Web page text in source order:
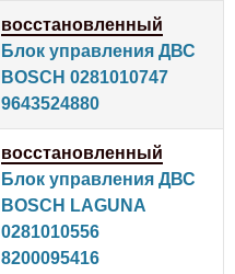
восстановленный
Блок управления ДВС
BOSCH 0281010747
9643524880
восстановленный
Блок управления ДВС
BOSCH LAGUNA
0281010556
8200095416